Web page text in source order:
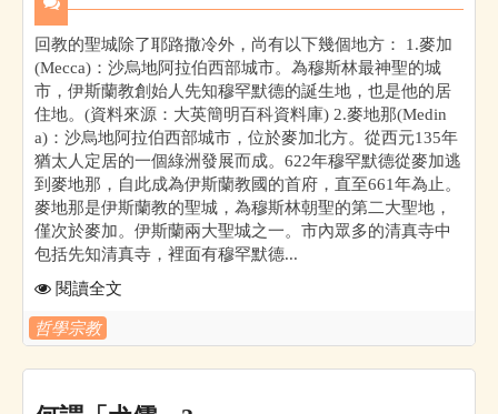
回教的聖城除了耶路撒冷外，尚有以下幾個地方： 1.麥加
(Mecca)：沙烏地阿拉伯西部城市。為穆斯林最神聖的城
市，伊斯蘭教創始人先知穆罕默德的誕生地，也是他的居
住地。(資料來源：大英簡明百科資料庫) 2.麥地那(Medin
a)：沙烏地阿拉伯西部城市，位於麥加北方。從西元135年
猶太人定居的一個綠洲發展而成。622年穆罕默德從麥加逃
到麥地那，自此成為伊斯蘭教國的首府，直至661年為止。
麥地那是伊斯蘭教的聖城，為穆斯林朝聖的第二大聖地，
僅次於麥加。伊斯蘭兩大聖城之一。市內眾多的清真寺中
包括先知清真寺，裡面有穆罕默德...
閱讀全文
哲學宗教